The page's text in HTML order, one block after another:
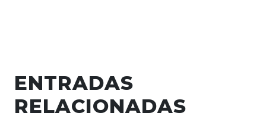
ENTRADAS
RELACIONADAS